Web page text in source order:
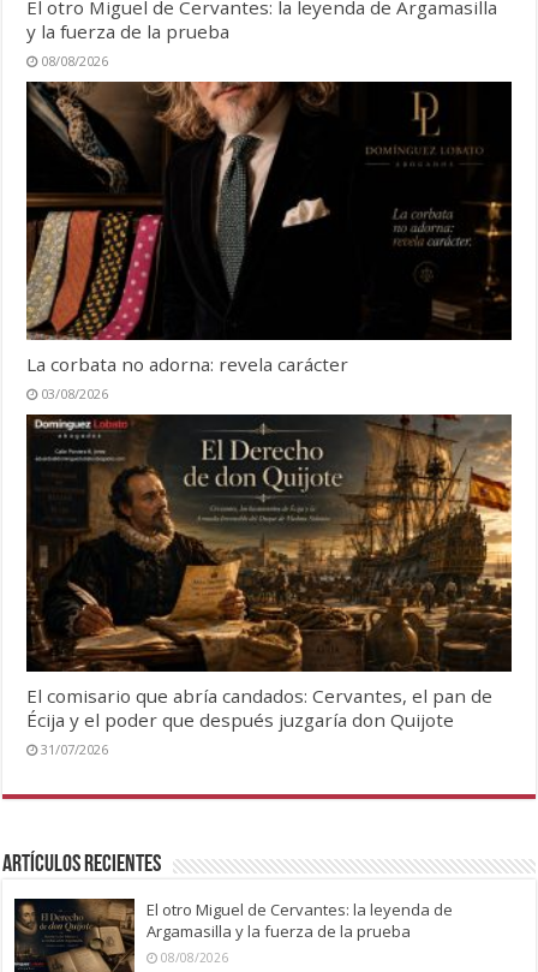
El otro Miguel de Cervantes: la leyenda de Argamasilla
y la fuerza de la prueba
08/08/2026
La corbata no adorna: revela carácter
03/08/2026
El comisario que abría candados: Cervantes, el pan de
Écija y el poder que después juzgaría don Quijote
31/07/2026
Artículos recientes
El otro Miguel de Cervantes: la leyenda de
Argamasilla y la fuerza de la prueba
08/08/2026